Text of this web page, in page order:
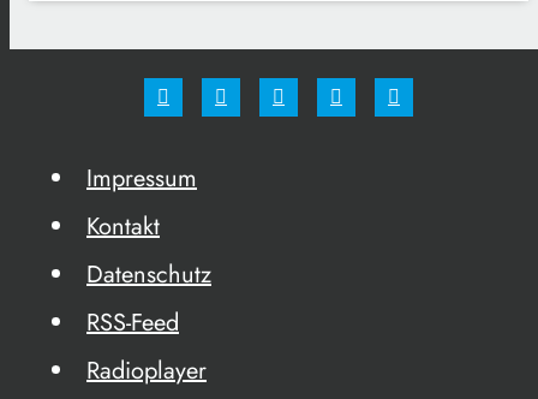
Impressum
Kontakt
Datenschutz
RSS-Feed
Radioplayer